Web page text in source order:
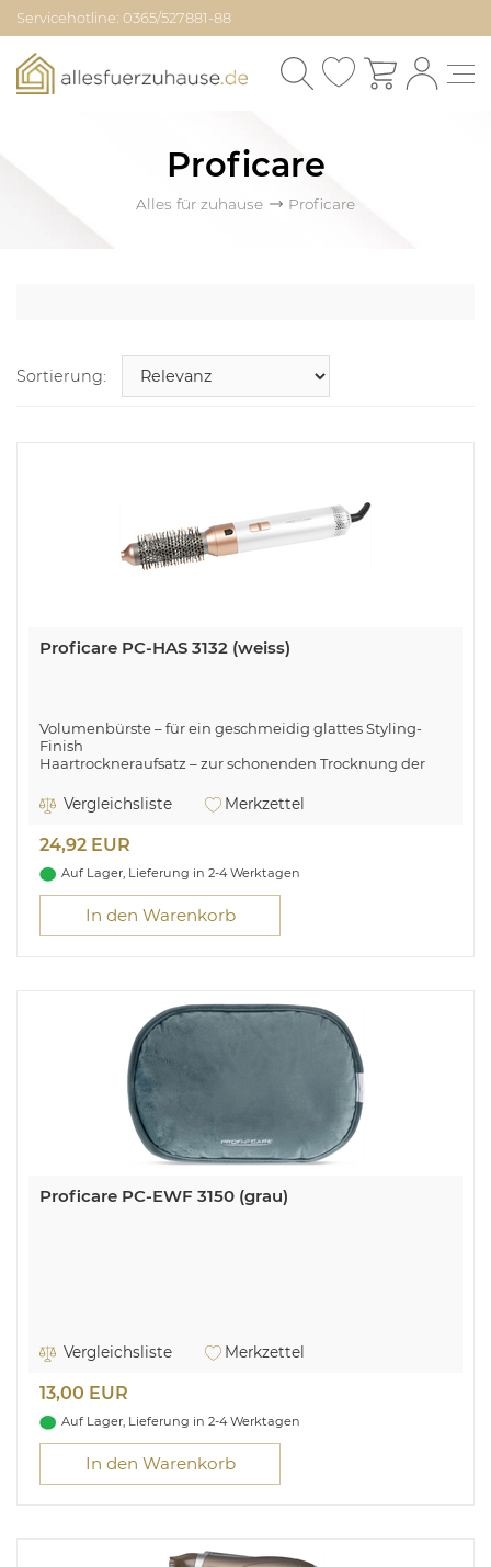
Servicehotline: 0365/527881-88
Proficare
Alles für zuhause Proficare
Sortierung:
Proficare PC-HAS 3132 (weiss)
Volumenbürste – für ein geschmeidig glattes Styling-
Finish
Haartrockneraufsatz – zur schonenden Trocknung der
3 Temperatur-/Leistungsstufen
Ergonomisch geformter Griff
Vergleichsliste Merkzettel
24,92 EUR
Auf Lager, Lieferung in 2-4 Werktagen
In den Warenkorb
Proficare PC-EWF 3150 (grau)
Vergleichsliste Merkzettel
13,00 EUR
Auf Lager, Lieferung in 2-4 Werktagen
In den Warenkorb